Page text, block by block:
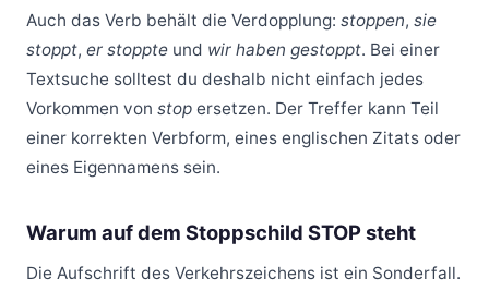
Auch das Verb behält die Verdopplung: stoppen, sie
stoppt, er stoppte und wir haben gestoppt. Bei einer
Textsuche solltest du deshalb nicht einfach jedes
Vorkommen von stop ersetzen. Der Treffer kann Teil
einer korrekten Verbform, eines englischen Zitats oder
eines Eigennamens sein.
Warum auf dem Stoppschild STOP steht
Die Aufschrift des Verkehrszeichens ist ein Sonderfall.